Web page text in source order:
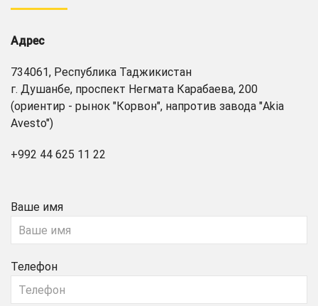
Адрес
734061, Республика Таджикистан
г. Душанбе, проспект Негмата Карабаева, 200
(ориентир - рынок "Корвон", напротив завода "Akia
Avesto")
+992 44 625 11 22
Ваше имя
Телефон